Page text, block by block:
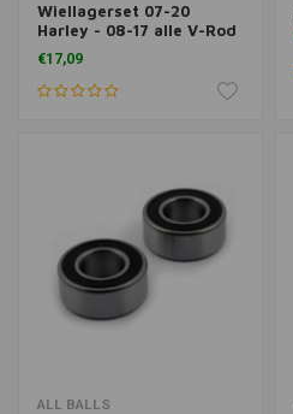
Wiellagerset 07-20
Harley - 08-17 alle V-Rod
VRSC
€17,09
ALL BALLS